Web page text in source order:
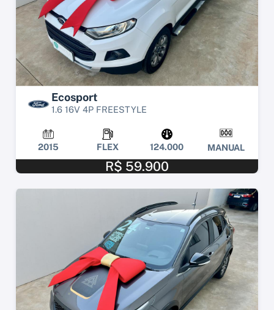
Ecosport
1.6 16V 4P FREESTYLE
2015 FLEX 124.000 MANUAL
R$ 59.900